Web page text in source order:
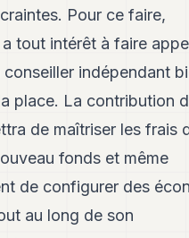
Pour ce faire,
a tout intérêt à faire
conseiller indépendant
place. La contribution
de maîtriser les frais
fonds et même
de configurer des
au long de son